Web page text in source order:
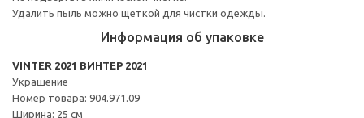
Удалить пыль можно щеткой для чистки одежды.
Информация об упаковке
VINTER 2021 ВИНТЕР 2021
Украшение
Номер товара: 904.971.09
Ширина: 25 см